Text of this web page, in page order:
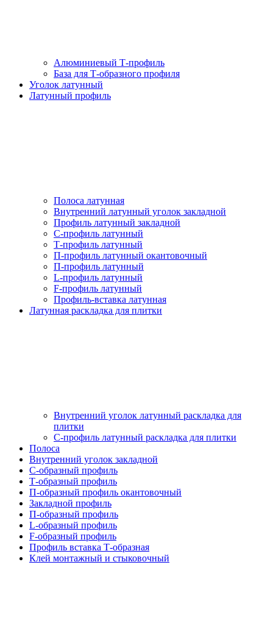
Алюминиевый Т-профиль
База для Т-образного профиля
Уголок латунный
Латунный профиль
Полоса латунная
Внутренний латунный уголок закладной
Профиль латунный закладной
С-профиль латунный
Т-профиль латунный
П-профиль латунный окантовочный
П-профиль латунный
L-профиль латунный
F-профиль латунный
Профиль-вставка латунная
Латунная раскладка для плитки
Внутренний уголок латунный раскладка для
плитки
С-профиль латунный раскладка для плитки
Полоса
Внутренний уголок закладной
С-образный профиль
Т-образный профиль
П-образный профиль окантовочный
Закладной профиль
П-образный профиль
L-образный профиль
F-образный профиль
Профиль вставка Т-образная
Клей монтажный и стыковочный